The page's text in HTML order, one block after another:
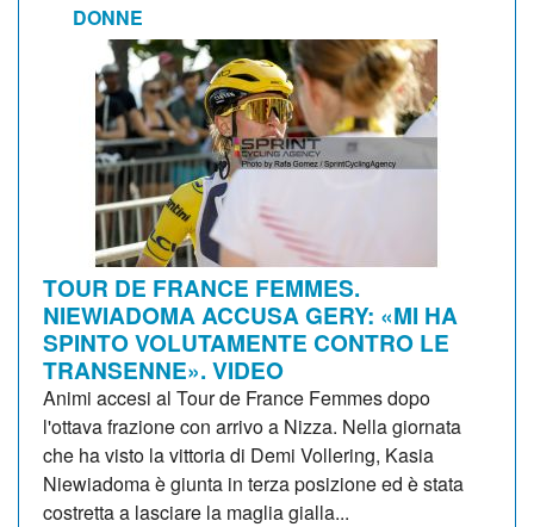
DONNE
TOUR DE FRANCE FEMMES.
NIEWIADOMA ACCUSA GERY: «MI HA
SPINTO VOLUTAMENTE CONTRO LE
TRANSENNE». VIDEO
Animi accesi al Tour de France Femmes dopo
l'ottava frazione con arrivo a Nizza. Nella giornata
che ha visto la vittoria di Demi Vollering, Kasia
Niewiadoma è giunta in terza posizione ed è stata
costretta a lasciare la maglia gialla...